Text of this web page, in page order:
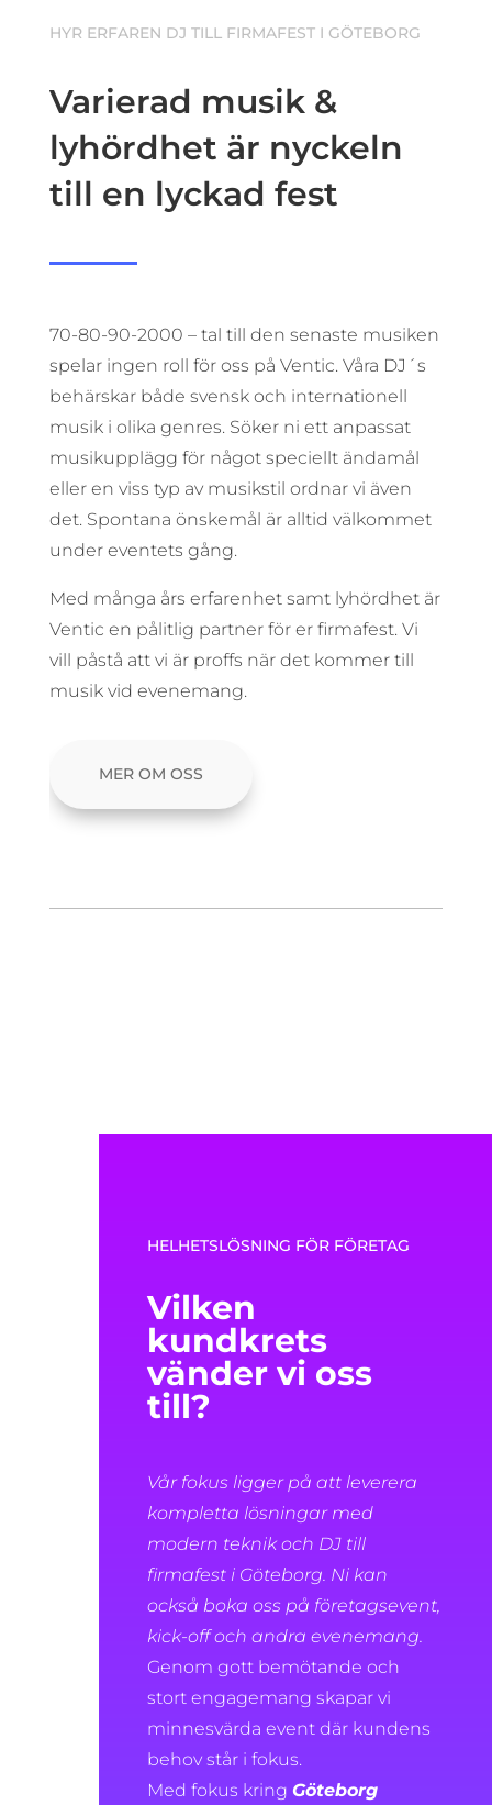
HYR ERFAREN DJ TILL FIRMAFEST I GÖTEBORG
Varierad musik &
lyhördhet är nyckeln
till en lyckad fest
70-80-90-2000 – tal till den senaste musiken
spelar ingen roll för oss på Ventic. Våra DJ´s
behärskar både svensk och internationell
musik i olika genres. Söker ni ett anpassat
musikupplägg för något speciellt ändamål
eller en viss typ av musikstil ordnar vi även
det. Spontana önskemål är alltid välkommet
under eventets gång.
Med många års erfarenhet samt lyhördhet är
Ventic en pålitlig partner för er firmafest. Vi
vill påstå att vi är proffs när det kommer till
musik vid evenemang.
MER OM OSS
HELHETSLÖSNING FÖR FÖRETAG
Vilken
kundkrets
vänder vi oss
till?
Vår fokus ligger på att leverera
kompletta lösningar med
modern teknik och DJ till
firmafest i Göteborg. Ni kan
också boka oss på företagsevent,
kick-off och andra evenemang.
Genom gott bemötande och
stort engagemang skapar vi
minnesvärda event där kundens
behov står i fokus.
Med fokus kringGöteborg